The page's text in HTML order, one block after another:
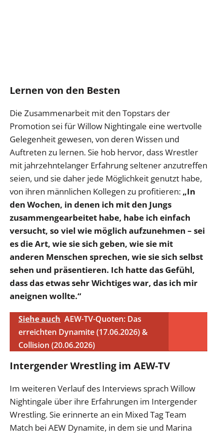
Lernen von den Besten
Die Zusammenarbeit mit den Topstars der
Promotion sei für Willow Nightingale eine wertvolle
Gelegenheit gewesen, von deren Wissen und
Auftreten zu lernen. Sie hob hervor, dass Wrestler
mit jahrzehntelanger Erfahrung seltener anzutreffen
seien, und sie daher jede Möglichkeit genutzt habe,
von ihren männlichen Kollegen zu profitieren: „In
den Wochen, in denen ich mit den Jungs
zusammengearbeitet habe, habe ich einfach
versucht, so viel wie möglich aufzunehmen – sei
es die Art, wie sie sich geben, wie sie mit
anderen Menschen sprechen, wie sie sich selbst
sehen und präsentieren. Ich hatte das Gefühl,
dass das etwas sehr Wichtiges war, das ich mir
aneignen wollte.“
Siehe auch AEW-TV-Quoten: Das
erreichten Dynamite (17.06.2026) &
Collision (20.06.2026)
Intergender Wrestling im AEW-TV
Im weiteren Verlauf des Interviews sprach Willow
Nightingale über ihre Erfahrungen im Intergender
Wrestling. Sie erinnerte an ein Mixed Tag Team
Match bei AEW Dynamite, in dem sie und Marina